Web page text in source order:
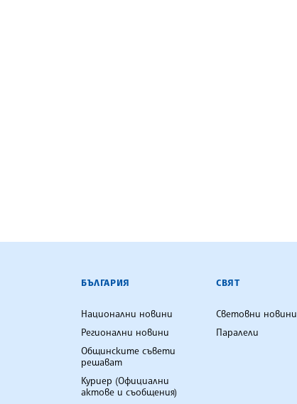
БЪЛГАРСКА ТЕЛЕГРАФНА
БЪЛГАРИЯ
Национални новини
Регионални новини
Общинските съвети
решават
Куриер (Официални
актове и съобщения)
СВЯТ
Световни новини
Паралели